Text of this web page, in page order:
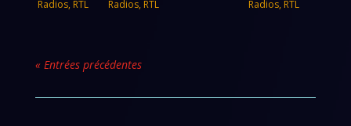
Radios, RTL
Radios, RTL
Radios, RTL
« Entrées précédentes